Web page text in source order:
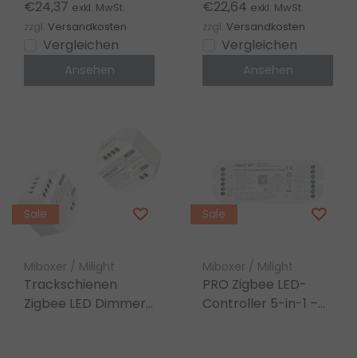
€24,37 exkl. MwSt.
zzgl. Versandkosten
Vergleichen
Ansehen
48V – PZ2
€22,64 exkl. MwSt.
zzgl. Versandkosten
Vergleichen
Ansehen
Sale
Miboxer / Milight
Trackschienen
Zigbee LED Dimmer
Sale
Miboxer / Milight
PRO Zigbee LED-
Controller 5-in-1 –